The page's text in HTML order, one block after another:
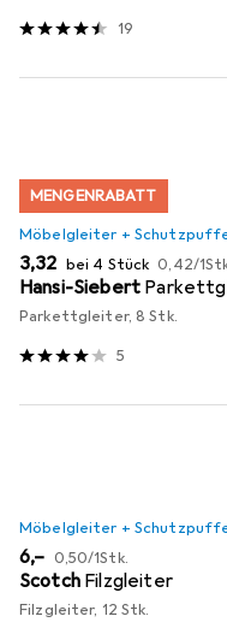
19
MENGENRABATT
Möbelgleiter +
EUR
3,32 bei 4 Stück EUR
0,42/
Hansi-Siebert
Parkettgleiter, 8 Stk.
5
Möbelgleiter +
EUR
6,– EUR
0,50/1Stk.
Scotch Filzgleiter
Filzgleiter, 12 Stk.